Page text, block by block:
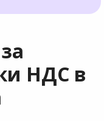
НДС в